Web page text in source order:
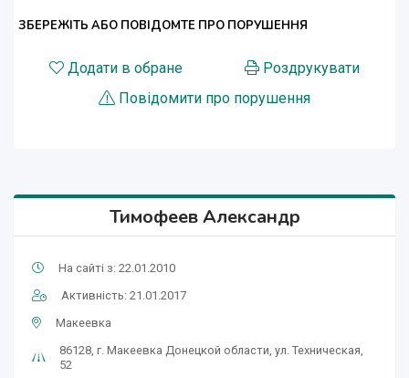
ЗБЕРЕЖІТЬ АБО ПОВІДОМТЕ ПРО ПОРУШЕННЯ
Додати в обране
Роздрукувати
Повідомити про порушення
Тимофеев Александр
На сайті з: 22.01.2010
Активність: 21.01.2017
Макеевка
86128, г. Макеевка Донецкой области, ул. Техническая,
52